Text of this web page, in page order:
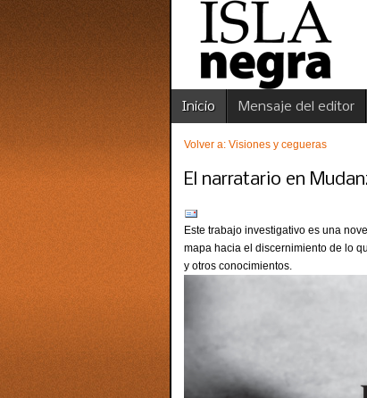
Inicio Mensaje del editor
Volver a: Visiones y cegueras
El narratario en
Este trabajo investigativo es una
mapa hacia el discernimiento de lo
y otros conocimientos.